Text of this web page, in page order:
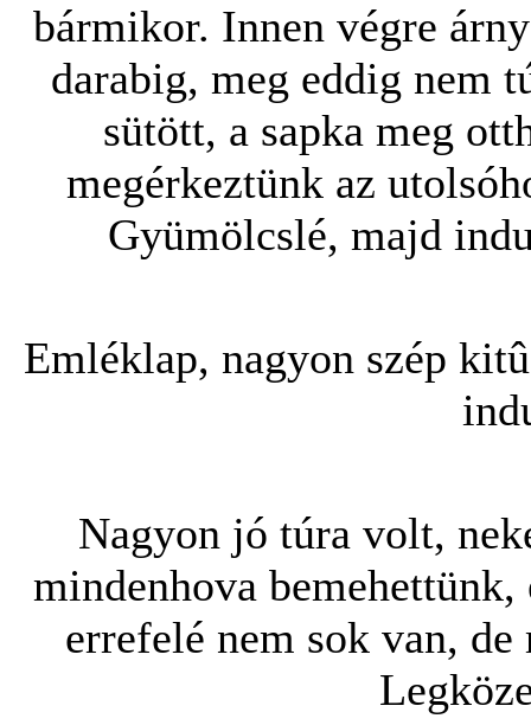
bármikor. Innen végre
darabig, meg eddig nem
sütött, a sapka meg
megérkeztünk az
Gyümölcslé, majd
Emléklap, nagyon szép
Nagyon jó túra volt,
mindenhova
errefelé nem sok van,